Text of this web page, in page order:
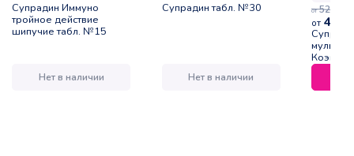
Супрадин Иммуно
тройное действие
шипучие табл. №15
Нет в наличии
Супрадин табл. №30
Нет в наличии
от 52,00
от
туба